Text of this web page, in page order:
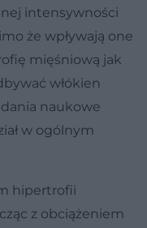
intensywności
że wpływają one
mięśniową jak
włókien
naukowe
w ogólnym
hipertrofii
z obciążeniem